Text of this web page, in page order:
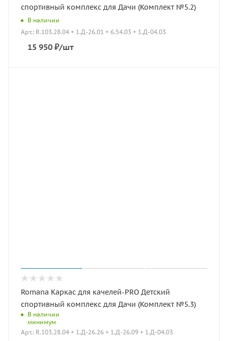
спортивный комплекс для Дачи (Комплект №5.2)
В наличии
Арт.: R.103.28.04 + 1.Д-26.01 + 6.54.03 + 1.Д-04.03
15 950 ₽/шт
Romana Каркас для качелей-PRO Детский
спортивный комплекс для Дачи (Комплект №5.3)
В наличии
минимум
Арт.: R.103.28.04 + 1.Д-26.26 + 1.Д-26.09 + 1.Д-04.03